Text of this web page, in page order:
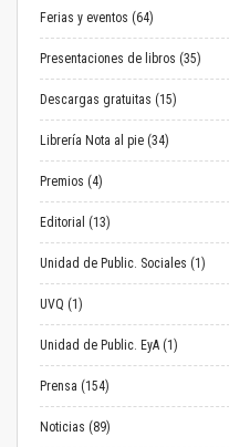
Ferias y eventos (64)
Presentaciones de libros (35)
Descargas gratuitas (15)
Librería Nota al pie (34)
Premios (4)
Editorial (13)
Unidad de Public. Sociales (1)
UVQ (1)
Unidad de Public. EyA (1)
Prensa (154)
Noticias (89)